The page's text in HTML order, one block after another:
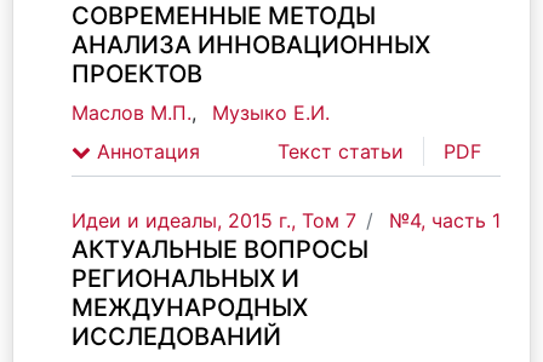
СОВРЕМЕННЫЕ МЕТОДЫ
АНАЛИЗА ИННОВАЦИОННЫХ
ПРОЕКТОВ
Маслов М.П.,
Музыко Е.И.
Аннотация
Текст статьи PDF
Идеи и идеалы, 2015 г., Том 7 №4, часть 1
АКТУАЛЬНЫЕ ВОПРОСЫ
РЕГИОНАЛЬНЫХ И
МЕЖДУНАРОДНЫХ
ИССЛЕДОВАНИЙ